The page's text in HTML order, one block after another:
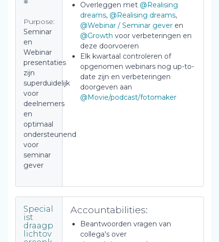
Purpose:
Seminar
en
Webinar
presentaties
zijn
superduidelijk
voor
deelnemers
en
optimaal
ondersteunend
voor
seminar
gever
Overleggen met @Realising
dreams, @Realising dreams,
@Webinar / Seminar gever en
@Growth voor verbeteringen en
deze doorvoeren
Elk kwartaal controleren of
opgenomen webinars nog up-to-
date zijn en verbeteringen
doorgeven aan
@Movie/podcast/fotomaker
Special
ist
draagp
lichtov
Accountabilities:
Beantwoorden vragen van
collega's over